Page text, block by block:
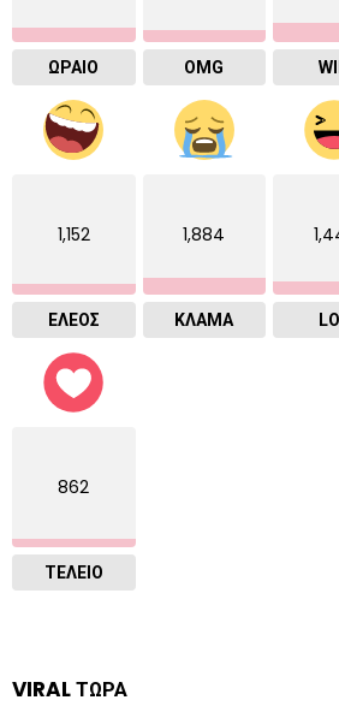
ΩΡΑΙΟ OMG
1,152
ΕΛΕΟΣ
1,884
ΚΛΑΜΑ
862
ΤΕΛΕΙΟ
VIRAL ΤΩΡΑ